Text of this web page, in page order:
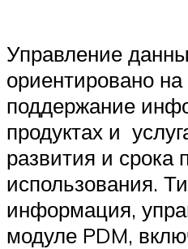
Управление
ориентировано
поддержание
продуктах и
развития и срока
использования.
информация,
модуле PDM,